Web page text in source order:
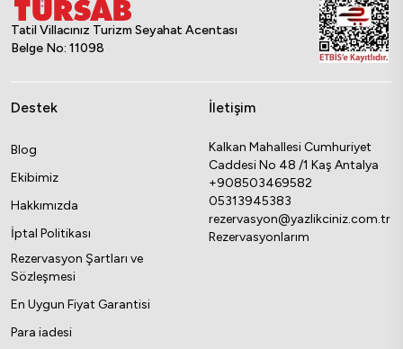
Tatil Villacınız Turizm Seyahat Acentası
Belge No: 11098
Destek
Blog
Ekibimiz
Hakkımızda
İptal Politikası
Rezervasyon Şartları ve
Sözleşmesi
En Uygun Fiyat Garantisi
Para iadesi
İletişim
Kalkan Mahallesi Cumhuriyet
Caddesi No 48 /1 Kaş Antalya
+908503469582
05313945383
rezervasyon@yazlikciniz.com.tr
Rezervasyonlarım